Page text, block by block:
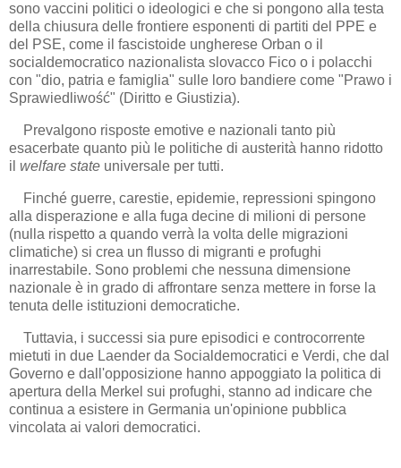
sono vaccini politici o ideologici e che si pongono alla testa
della chiusura delle frontiere esponenti di partiti del PPE e
del PSE, come il fascistoide ungherese Orban o il
socialdemocratico nazionalista slovacco Fico o i polacchi
con "dio, patria e famiglia" sulle loro bandiere come "Prawo i
Sprawiedliwość" (Diritto e Giustizia).
Prevalgono risposte emotive e nazionali tanto più
esacerbate quanto più le politiche di austerità hanno ridotto
il welfare state universale per tutti.
Finché guerre, carestie, epidemie, repressioni spingono
alla disperazione e alla fuga decine di milioni di persone
(nulla rispetto a quando verrà la volta delle migrazioni
climatiche) si crea un flusso di migranti e profughi
inarrestabile. Sono problemi che nessuna dimensione
nazionale è in grado di affrontare senza mettere in forse la
tenuta delle istituzioni democratiche.
Tuttavia, i successi sia pure episodici e controcorrente
mietuti in due Laender da Socialdemocratici e Verdi, che dal
Governo e dall'opposizione hanno appoggiato la politica di
apertura della Merkel sui profughi, stanno ad indicare che
continua a esistere in Germania un'opinione pubblica
vincolata ai valori democratici.